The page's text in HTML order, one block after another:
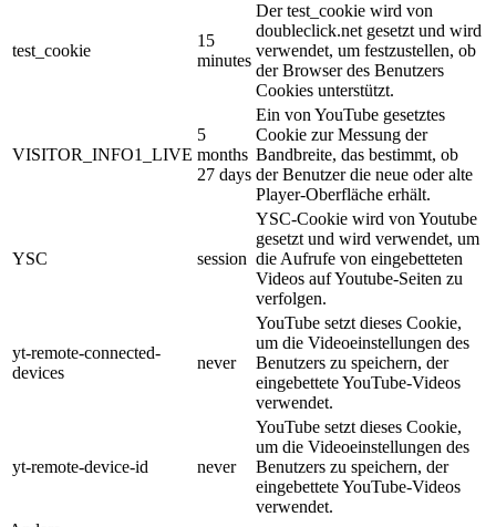
test_cookie
15
minutes
Der test_cookie wird von
doubleclick.net gesetzt und wird
verwendet, um festzustellen, ob
der Browser des Benutzers
Cookies unterstützt.
VISITOR_INFO1_LIVE
5
months
27 days
Ein von YouTube gesetztes
Cookie zur Messung der
Bandbreite, das bestimmt, ob
der Benutzer die neue oder alte
Player-Oberfläche erhält.
YSC session
YSC-Cookie wird von Youtube
gesetzt und wird verwendet, um
die Aufrufe von eingebetteten
Videos auf Youtube-Seiten zu
verfolgen.
yt-remote-connected-
devices
never
YouTube setzt dieses Cookie,
um die Videoeinstellungen des
Benutzers zu speichern, der
eingebettete YouTube-Videos
verwendet.
yt-remote-device-id never
YouTube setzt dieses Cookie,
um die Videoeinstellungen des
Benutzers zu speichern, der
eingebettete YouTube-Videos
verwendet.